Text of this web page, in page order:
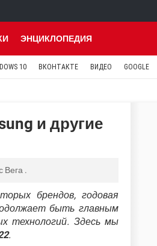
ЭНЦИКЛОПЕДИЯ
10 ВКОНТАКТЕ ВИДЕО GOOGLE
и другие
Вега .
брендов, годовая
быть главным
технологий. Здесь мы
.